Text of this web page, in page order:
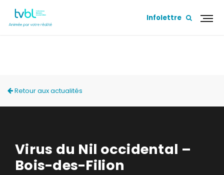
Infolettre
Retour aux actualités
Virus du Nil occidental –
Bois-des-Filion